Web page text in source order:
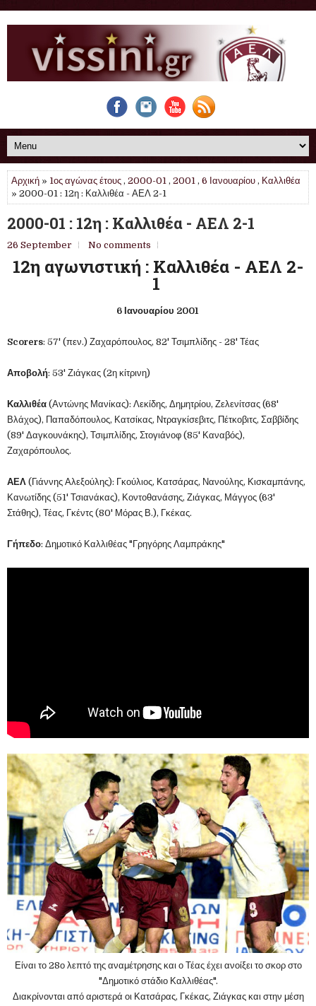
Αρχική » 1ος αγώνας έτους , 2000-01 , 2001 , 6 Ιανουαρίου , Καλλιθέα
» 2000-01 : 12η : Καλλιθέα - ΑΕΛ 2-1
2000-01 : 12η : Καλλιθέα - ΑΕΛ 2-1
26 September No comments
12η αγωνιστική : Καλλιθέα - ΑΕΛ 2-
1
6 Ιανουαρίου 2001
Scorers: 57' (πεν.) Ζαχαρόπουλος, 82' Τσιμπλίδης - 28' Τέας
Αποβολή: 53' Ζιάγκας (2η κίτρινη)
Καλλιθέα (Αντώνης Μανίκας): Λεκίδης, Δημητρίου, Ζελενίτσας (68'
Βλάχος), Παπαδόπουλος, Κατσίκας, Ντραγκίσεβιτς, Πέτκοβιτς, Σαββίδης
(89' Δαγκουνάκης), Τσιμπλίδης, Στογιάνοφ (85' Καναβός),
Ζαχαρόπουλος.
ΑΕΛ (Γιάννης Αλεξούλης): Γκούλιος, Κατσάρας, Νανούλης, Κισκαμπάνης,
Κανωτίδης (51' Τσιανάκας), Κοντοθανάσης, Ζιάγκας, Μάγγος (63'
Στάθης), Τέας, Γκέντς (80' Μόρας Β.), Γκέκας.
Γήπεδο: Δημοτικό Καλλιθέας "Γρηγόρης Λαμπράκης"
Είναι το 28ο λεπτό της αναμέτρησης και ο Τέας έχει ανοίξει το σκορ στο
"Δημοτικό στάδιο Καλλιθέας".
Διακρίνονται από αριστερά οι Κατσάρας, Γκέκας, Ζιάγκας και στην μέση